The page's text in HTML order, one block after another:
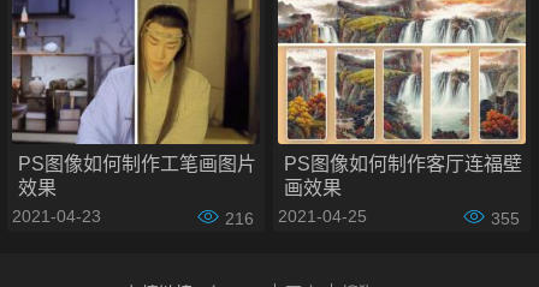
PS图像如何制作工笔画图片
效果
2021-04-23 216
PS图像如何制作客厅连福壁
画效果
2021-04-25 355